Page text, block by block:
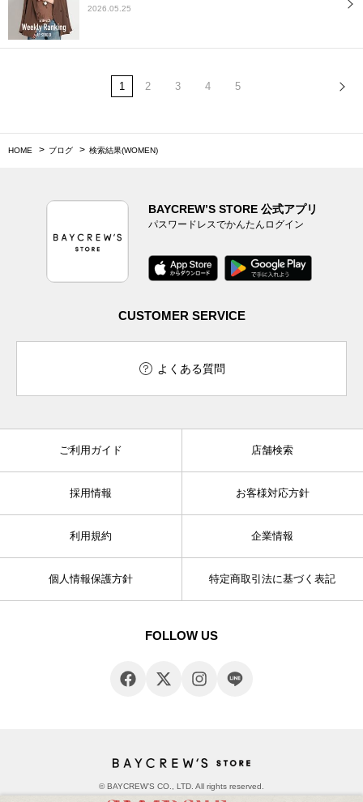
2026.05.25
1 2 3 4 5
HOME ブログ 検索結果(WOMEN)
BAYCREW’S STORE 公式アプリ
パスワードレスでかんたんログイン
CUSTOMER SERVICE
よくある質問
ご利用ガイド 店舗検索
採用情報 お客様対応方針
利用規約 企業情報
個人情報保護方針 特定商取引法に基づく表記
FOLLOW US
© BAYCREW’S CO., LTD. All rights reserved.